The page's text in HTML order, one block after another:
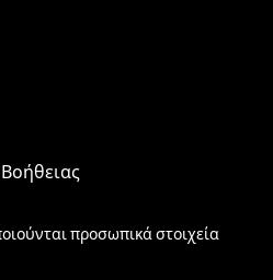
προσωπικά στοιχεία